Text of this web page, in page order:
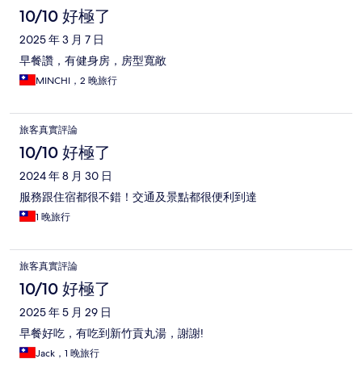
10/10 好極了
2025 年 3 月 7 日
早餐讚，有健身房，房型寬敞
MINCHI，2 晚旅行
旅客真實評論
10/10 好極了
2024 年 8 月 30 日
服務跟住宿都很不錯！交通及景點都很便利到達
1 晚旅行
旅客真實評論
10/10 好極了
2025 年 5 月 29 日
早餐好吃，有吃到新竹貢丸湯，謝謝!
Jack，1 晚旅行